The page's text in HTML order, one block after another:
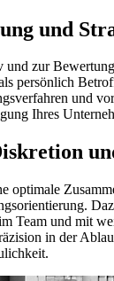
und
und zur
persönlich
und
Ihres
optimale
Team und mit
in der